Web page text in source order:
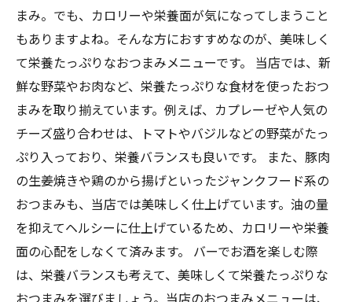
まみ。でも、カロリーや栄養面が気になってしまうこと
もありますよね。そんな方におすすめなのが、美味しく
て栄養たっぷりなおつまみメニューです。 当店では、新
鮮な野菜やお肉など、栄養たっぷりな食材を使ったおつ
まみを取り揃えています。例えば、カプレーゼや人気の
チーズ盛り合わせは、トマトやバジルなどの野菜がたっ
ぷり入っており、栄養バランスも良いです。 また、豚肉
の生姜焼きや鶏のから揚げといったジャンクフード系の
おつまみも、当店では美味しく仕上げています。油の量
を抑えてヘルシーに仕上げているため、カロリーや栄養
面の心配をしなくて済みます。 バーでお酒を楽しむ際
は、栄養バランスも考えて、美味しくて栄養たっぷりな